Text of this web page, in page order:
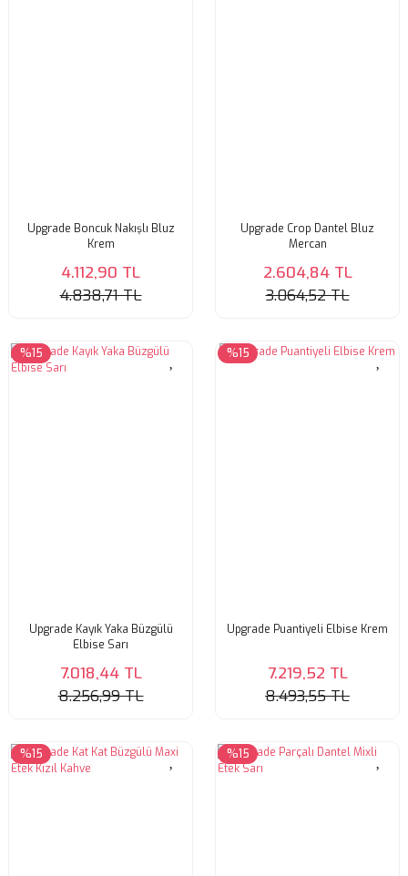
Upgrade Boncuk Nakışlı Bluz
Krem
4.112,90 TL
4.838,71 TL
Upgrade Crop Dantel Bluz
Mercan
2.604,84 TL
3.064,52 TL
%15
Upgrade Kayık Yaka Büzgülü
Elbise Sarı
7.018,44 TL
8.256,99 TL
%15
Upgrade Puantiyeli Elbise Krem
7.219,52 TL
8.493,55 TL
%15 %15